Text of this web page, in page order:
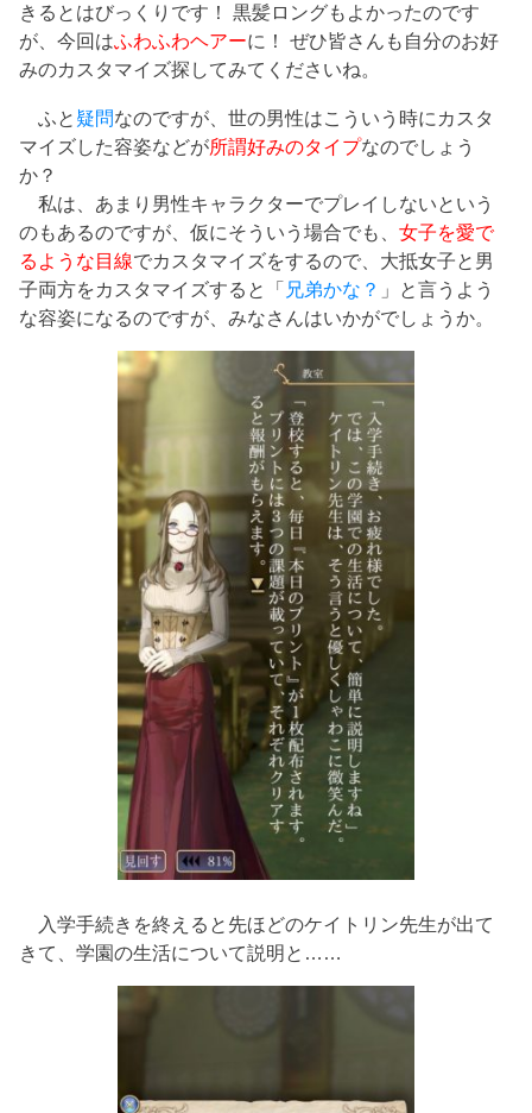
きるとはびっくりです！ 黒髪ロングもよかったのです
が、今回はふわふわヘアーに！ ぜひ皆さんも自分のお好
みのカスタマイズ探してみてくださいね。
ふと 疑問なのですが、世の男性はこういう時にカスタ
マイズした容姿などが所謂好みのタイプなのでしょう
か？
私は、あまり男性キャラクターでプレイしないという
のもあるのですが、仮にそういう場合でも、女子を愛で
るような目線でカスタマイズをするので、大抵女子と男
子両方をカスタマイズすると「 兄弟かな？ 」と言うよう
な容姿になるのですが、みなさんはいかがでしょうか。
入学手続きを終えると先ほどのケイトリン先生が出て
きて、学園の生活について説明と……